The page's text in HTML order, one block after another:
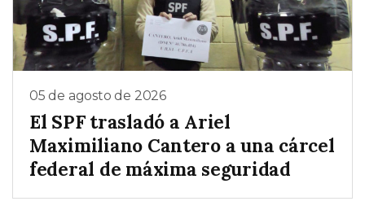
05 de agosto de 2026
El SPF trasladó a Ariel
Maximiliano Cantero a una cárcel
federal de máxima seguridad